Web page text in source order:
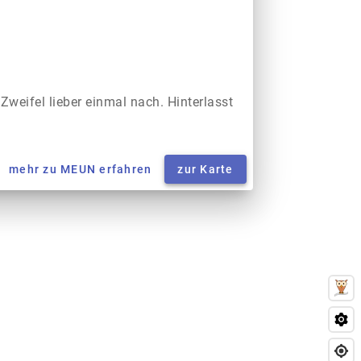
lieber einmal nach. Hinterlasst
mehr zu MEUN erfahren zur Karte